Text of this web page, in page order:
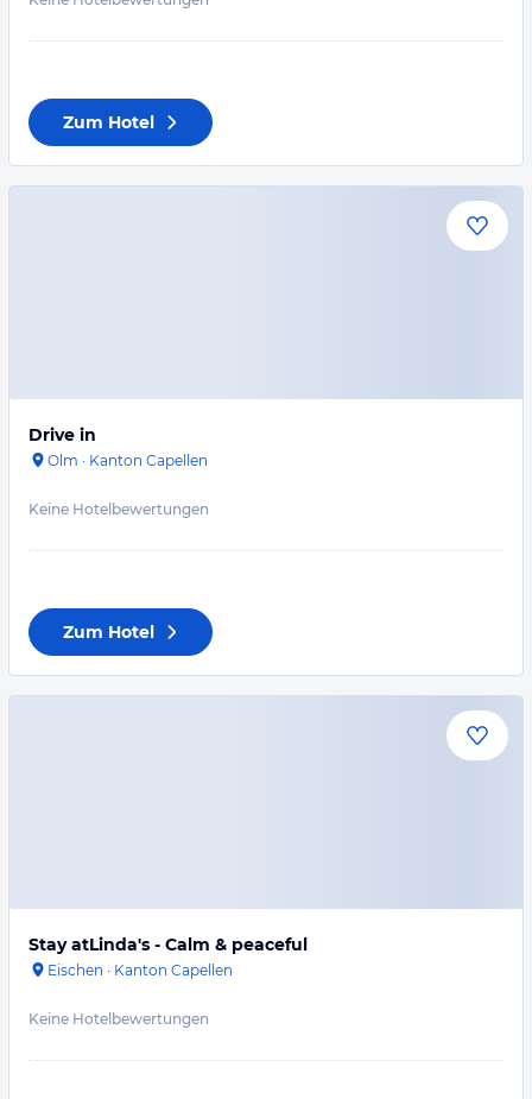
Zum Hotel
Drive in
Olm · Kanton Capellen
Keine Hotelbewertungen
Zum Hotel
Stay atLinda's - Calm & peaceful
Eischen · Kanton Capellen
Keine Hotelbewertungen